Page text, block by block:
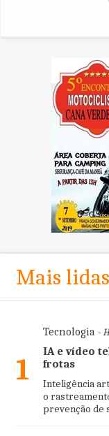
Mais lidas
1
Tecnologia-
IA e vídeo
frotas
Inteligência
o
prevenção de